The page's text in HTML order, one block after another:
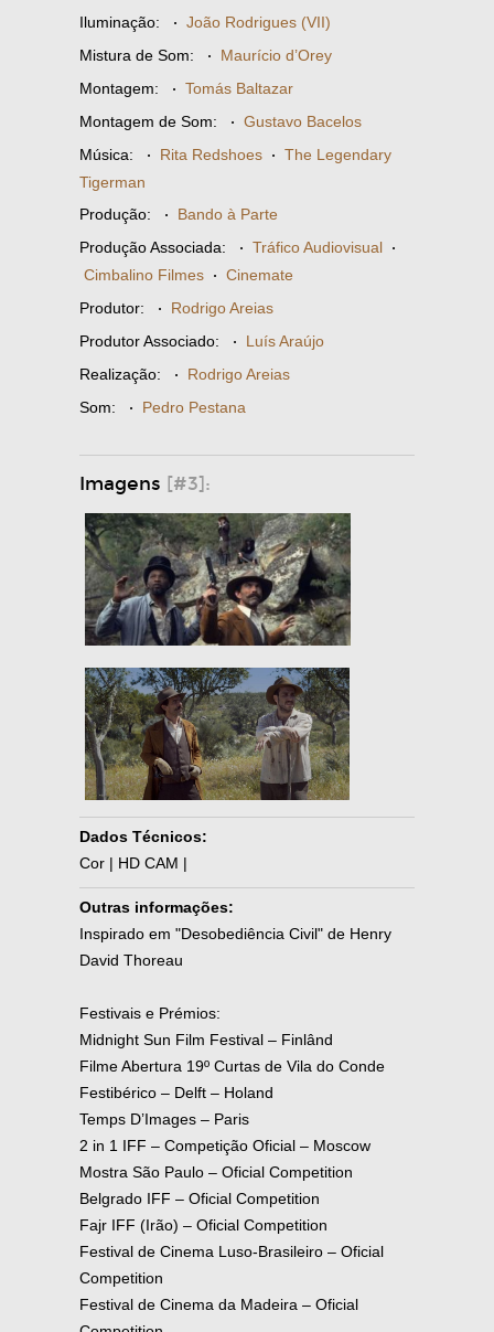
Iluminação: · João Rodrigues (VII)
Mistura de Som: · Maurício d’Orey
Montagem: · Tomás Baltazar
Montagem de Som: · Gustavo Bacelos
Música: · Rita Redshoes · The Legendary
Tigerman
Produção: · Bando à Parte
Produção Associada: · Tráfico Audiovisual ·
Cimbalino Filmes · Cinemate
Produtor: · Rodrigo Areias
Produtor Associado: · Luís Araújo
Realização: · Rodrigo Areias
Som: · Pedro Pestana
Imagens [#3]:
Dados Técnicos:
Cor | HD CAM |
Outras informações:
Inspirado em "Desobediência Civil" de Henry
David Thoreau
Festivais e Prémios:
Midnight Sun Film Festival – Finlând
Filme Abertura 19º Curtas de Vila do Conde
Festibérico – Delft – Holand
Temps D’Images – Paris
2 in 1 IFF – Competição Oficial – Moscow
Mostra São Paulo – Oficial Competition
Belgrado IFF – Oficial Competition
Fajr IFF (Irão) – Oficial Competition
Festival de Cinema Luso-Brasileiro – Oficial
Competition
Festival de Cinema da Madeira – Oficial